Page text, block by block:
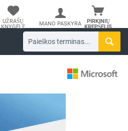
PIRKINIŲ
KREPŠELIS
UŽRAŠŲ
KNYGELĖ
MANO PASKYRA